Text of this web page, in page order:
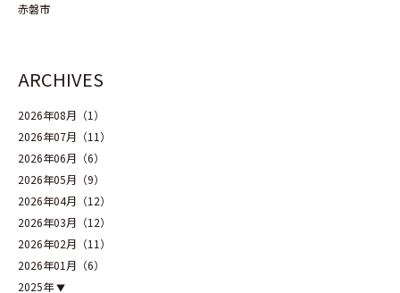
赤磐市
ARCHIVES
2026年08月（1）
2026年07月（11）
2026年06月（6）
2026年05月（9）
2026年04月（12）
2026年03月（12）
2026年02月（11）
2026年01月（6）
2025年